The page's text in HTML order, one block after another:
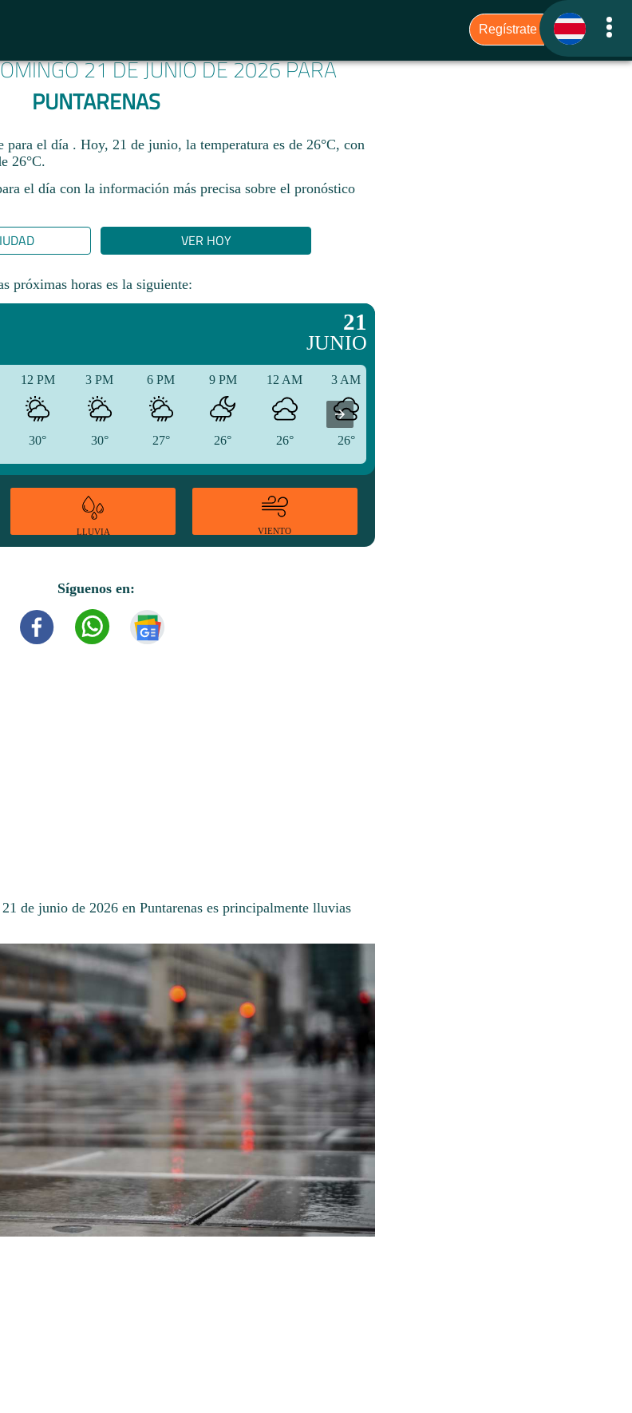
21 DE JUNIO DE 2026 PARA
PUNTARENAS
para el día . Hoy, 21 de junio, la temperatura es de 26°C, con
26°C.
el día con la información más precisa sobre el pronóstico
VER HOY
próximas horas es la siguiente:
21
JUNIO
12 PM
30°
3 PM
30°
6 PM
27°
9 PM
26°
12 AM
26°
3 AM
26°
LLUVIA VIENTO
Síguenos en:
de junio de 2026 en Puntarenas es principalmente lluvias